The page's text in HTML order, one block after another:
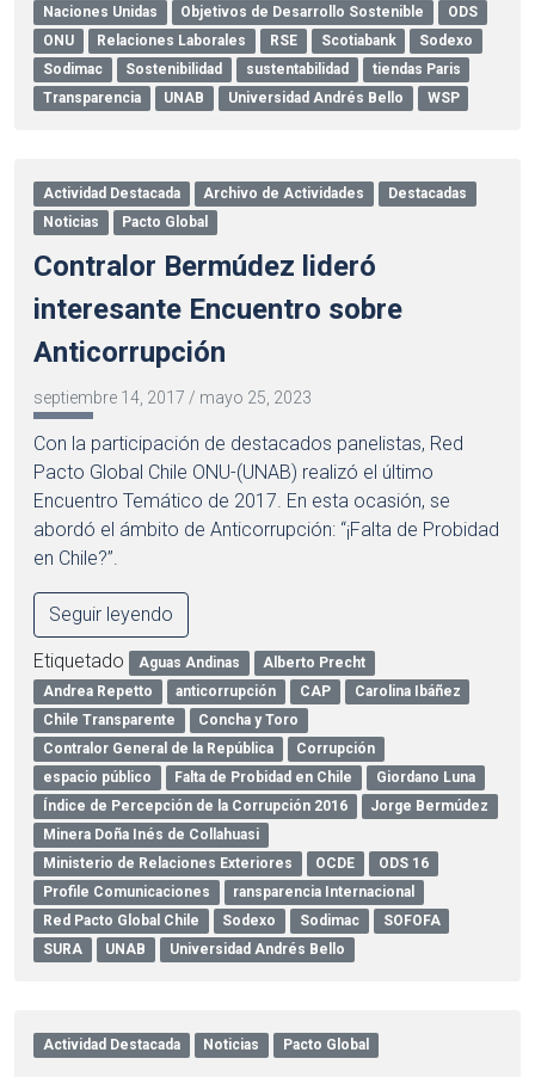
Naciones Unidas
Objetivos de Desarrollo Sostenible
ODS
ONU
Relaciones Laborales RSE Scotiabank
Sodexo
Sodimac
Sostenibilidad sustentabilidad
tiendas Paris
Transparencia
UNAB Universidad Andrés Bello WSP
Actividad Destacada Archivo de Actividades
Destacadas
Noticias
Pacto Global
Contralor Bermúdez lideró
interesante Encuentro sobre
Anticorrupción
septiembre 14, 2017 / mayo 25, 2023
Con la participación de destacados panelistas, Red
Pacto Global Chile ONU-(UNAB) realizó el último
Encuentro Temático de 2017. En esta ocasión, se
abordó el ámbito de Anticorrupción: “¡Falta de Probidad
en Chile?”.
Seguir leyendo
Etiquetado Aguas Andinas
Alberto Precht
Andrea Repetto
anticorrupción CAP
Carolina Ibáñez
Chile Transparente
Concha y Toro
Contralor General de la República
Corrupción
espacio público
Falta de Probidad en Chile
Giordano Luna
Índice de Percepción de la Corrupción 2016
Jorge Bermúdez
Minera Doña Inés de Collahuasi
Ministerio de Relaciones Exteriores
OCDE
ODS 16
Profile Comunicaciones
ransparencia Internacional
Red Pacto Global Chile
Sodexo Sodimac
SOFOFA
SURA
UNAB Universidad Andrés Bello
Actividad Destacada Noticias Pacto Global